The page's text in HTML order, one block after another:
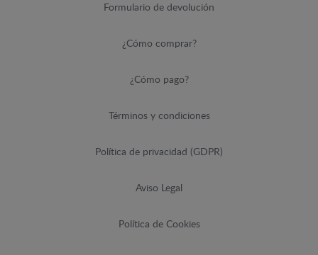
Formulario de devolución
¿Cómo comprar?
¿Cómo pago?
Términos y condiciones
Política de privacidad (GDPR)
Aviso Legal
Política de Cookies